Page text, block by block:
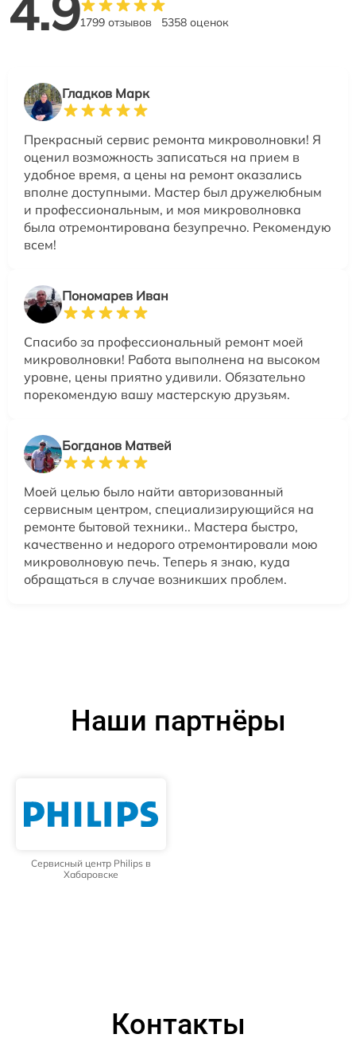
1799 отзывов 5358 оценок
Гладков Марк
Прекрасный сервис ремонта микроволновки! Я
оценил возможность записаться на прием в
удобное время, а цены на ремонт оказались
вполне доступными. Мастер был дружелюбным
и профессиональным, и моя микроволновка
была отремонтирована безупречно. Рекомендую
всем!
Пономарев Иван
Спасибо за профессиональный ремонт моей
микроволновки! Работа выполнена на высоком
уровне, цены приятно удивили. Обязательно
порекомендую вашу мастерскую друзьям.
Богданов Матвей
Моей целью было найти авторизованный
сервисным центром, специализирующийся на
ремонте бытовой техники.. Мастера быстро,
качественно и недорого отремонтировали мою
микроволновую печь. Теперь я знаю, куда
обращаться в случае возникших проблем.
Наши партнёры
Сервисный центр Philips в
Хабаровске
Контакты